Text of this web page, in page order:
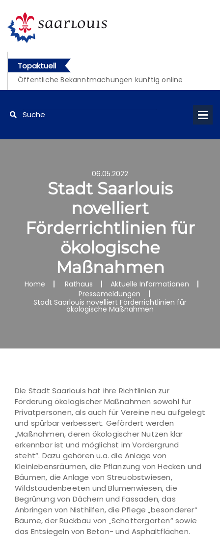
Topaktuell
Öffentliche Bekanntmachungen künftig online
abrufbar
06.05.2022
Stadt Saarlouis
novelliert
Förderrichtlinien für
ökologische
Maßnahmen
Home Rathaus
Aktuelle Informationen
Pressemeldungen
Stadt Saarlouis novelliert Förderrichtlinien für
ökologische Maßnahmen
Die Stadt Saarlouis hat ihre Richtlinien zur
Förderung ökologischer Maßnahmen sowohl für
Privatpersonen, als auch für Vereine neu aufgelegt
und spürbar verbessert. Gefördert werden
„Maßnahmen, deren ökologischer Nutzen klar
erkennbar ist und möglichst im Vordergrund
steht“. Dazu gehören u.a. die Anlage von
Kleinlebensräumen, die Pflanzung von Hecken und
Bäumen, die Anlage von Streuobstwiesen,
Wildstaudenbeeten und Blumenwiesen, die
Begrünung von Dächern und Fassaden, das
Anbringen von Nisthilfen, die Pflege „besonderer“
Bäume, der Rückbau von „Schottergärten“ sowie
das Entsiegeln von Beton- und Asphaltflächen.